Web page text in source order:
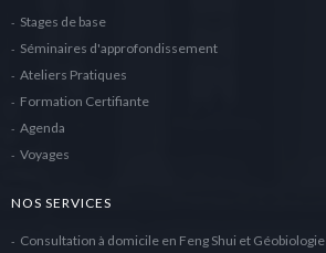
Stages de base
Séminaires d'approfondissement
Ateliers Pratiques
Formation Certifiante
Agenda
Voyages
NOS SERVICES
Consultation à domicile en Feng Shui et Géobiologie